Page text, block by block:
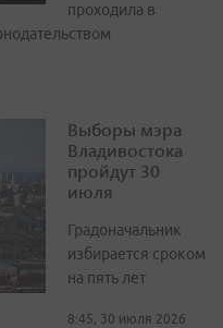
проходила в
Выборы мэра
Владивостока
пройдут 30
июля
Градоначальник
избирается сроком
на пять лет
8:45, 30 июля 2026